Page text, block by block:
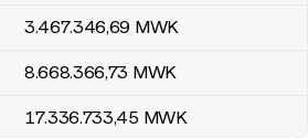
3.467.346,69 MWK
8.668.366,73 MWK
17.336.733,45 MWK